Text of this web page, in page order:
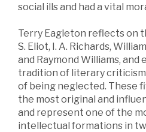
social ills and had a vital
Terry Eagleton reflects on
S. Eliot, I. A. Richards,
and Raymond Williams, and
tradition of literary
of being neglected. These
the most original and
and represent one of the
intellectual formations in